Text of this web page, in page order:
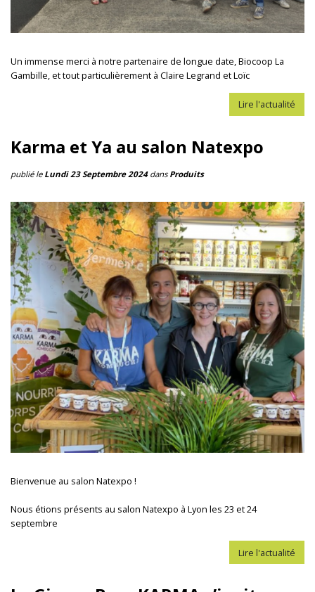
Un immense merci à notre partenaire de longue date, Biocoop La
Gambille, et tout particulièrement à Claire Legrand et Loïc
Lire l'actualité
Karma et Ya au salon Natexpo
publié le Lundi 23 Septembre 2024 dans Produits
Bienvenue au salon Natexpo !
Nous étions présents au salon Natexpo à Lyon les 23 et 24
septembre
Lire l'actualité